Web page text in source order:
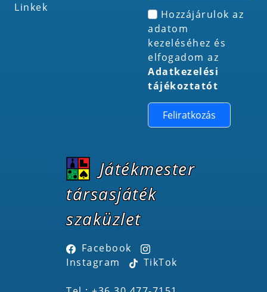
Linkek
Hozzájárulok az
adatom
kezeléséhez és
elfogadom az
Adatkezelési
tájékoztatót
Feliratkozás
Játékmester
társasjáték
szaküzlet
Facebook
Instagram
TikTok